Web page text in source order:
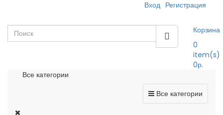
Вход Регистрация
Корзина
0
item(s)
0р.
Все категории
Все категории